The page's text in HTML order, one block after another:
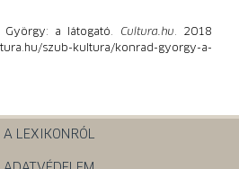
György: a látogató. Cultura.hu. 2018
szub-kultura/konrad-gyorgy-a-
A LEXIKONRÓL